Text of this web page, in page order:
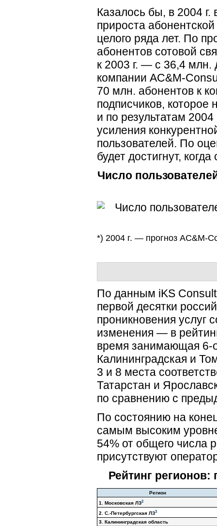
Казалось бы, в 2004 г.
прироста
целого ряда лет. По
абонентов сотовой
к 2003 г. — с 36,4
компании AC&M-
70 млн. абонентов к
подписчиков, которое
и по результатам
усиления
пользователей. По
будет достигнут,
Число
*) 2004 г. — прогноз AC&M-
По данным iKS
первой десятки
проникновения услуг
изменения — в
время занимающая 6-
Калининградская и
3 и 8 места
Татарстан и
по сравнению с
По состоянию на
самым высоким
54% от общего числа
присутствуют
Рейтинг
Регион
1. Московская ЛЗ2
2. С.-Петербургская ЛЗ3
3. Калининградская область